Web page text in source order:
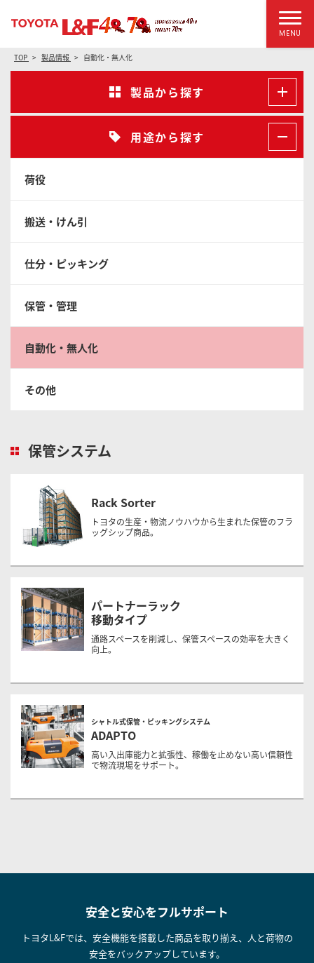
MENU
TOP 製品情報 自動化・無人化
製品から探す
用途から探す
荷役
搬送・けん引
仕分・ピッキング
保管・管理
自動化・無人化
その他
保管システム
Rack Sorter
トヨタの生産・物流ノウハウから生まれた保管のフラ
ッグシップ商品。
パートナーラック
移動タイプ
通路スペースを削減し、保管スペースの効率を大きく
向上。
シャトル式保管・ピッキングシステム
ADAPTO
高い入出庫能力と拡張性、稼働を止めない高い信頼性
で物流現場をサポート。
安全と安心をフルサポート
トヨタL&Fでは、安全機能を搭載した商品を取り揃え、人と荷物の
安全をバックアップしています。